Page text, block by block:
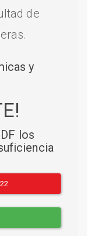
de
y
los